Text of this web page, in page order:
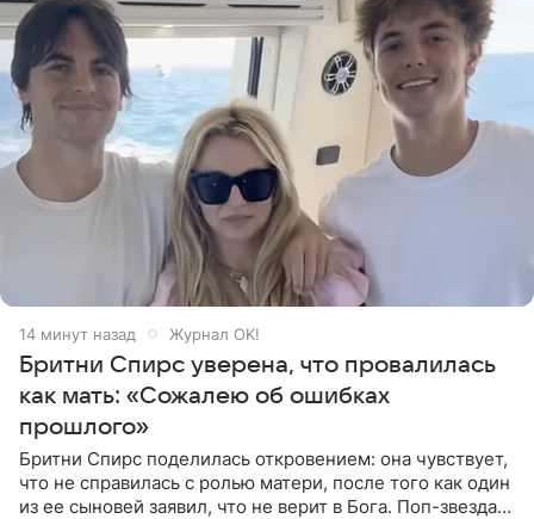
14 минут назад Журнал OK!
Бритни Спирс уверена, что провалилась
как мать: «Сожалею об ошибках
прошлого»
Бритни Спирс поделилась откровением: она чувствует,
что не справилась с ролью матери, после того как один
из ее сыновей заявил, что не верит в Бога. Поп-звезда